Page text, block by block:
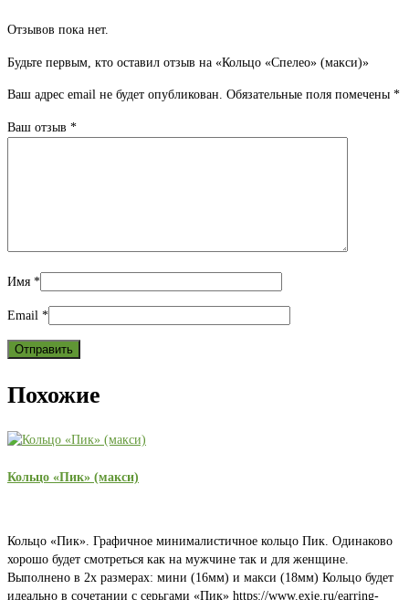
Отзывов пока нет.
Будьте первым, кто оставил отзыв на «Кольцо «Спелео» (макси)»
Ваш адрес email не будет опубликован. Обязательные поля помечены *
Ваш отзыв *
Имя *
Email *
Похожие
Кольцо «Пик» (макси)
Кольцо «Пик». Графичное минималистичное кольцо Пик. Одинаково
хорошо будет смотреться как на мужчине так и для женщине.
Выполнено в 2х размерах: мини (16мм) и макси (18мм) Кольцо будет
идеально в сочетании с серьгами «Пик» https://www.exje.ru/earring-